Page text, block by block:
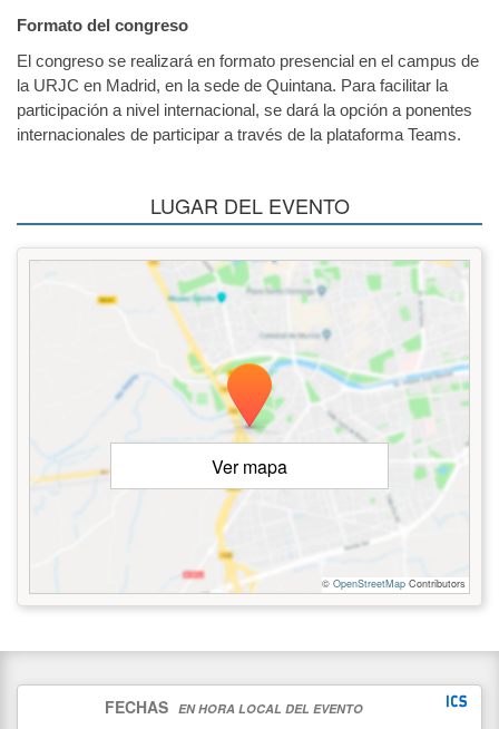
Formato del congreso
El congreso se realizará en formato presencial en el campus de
la URJC en Madrid, en la sede de Quintana. Para facilitar la
participación a nivel internacional, se dará la opción a ponentes
internacionales de participar a través de la plataforma Teams.
LUGAR DEL EVENTO
Ver mapa
© OpenStreetMap Contributors
FECHAS EN HORA LOCAL DEL EVENTO